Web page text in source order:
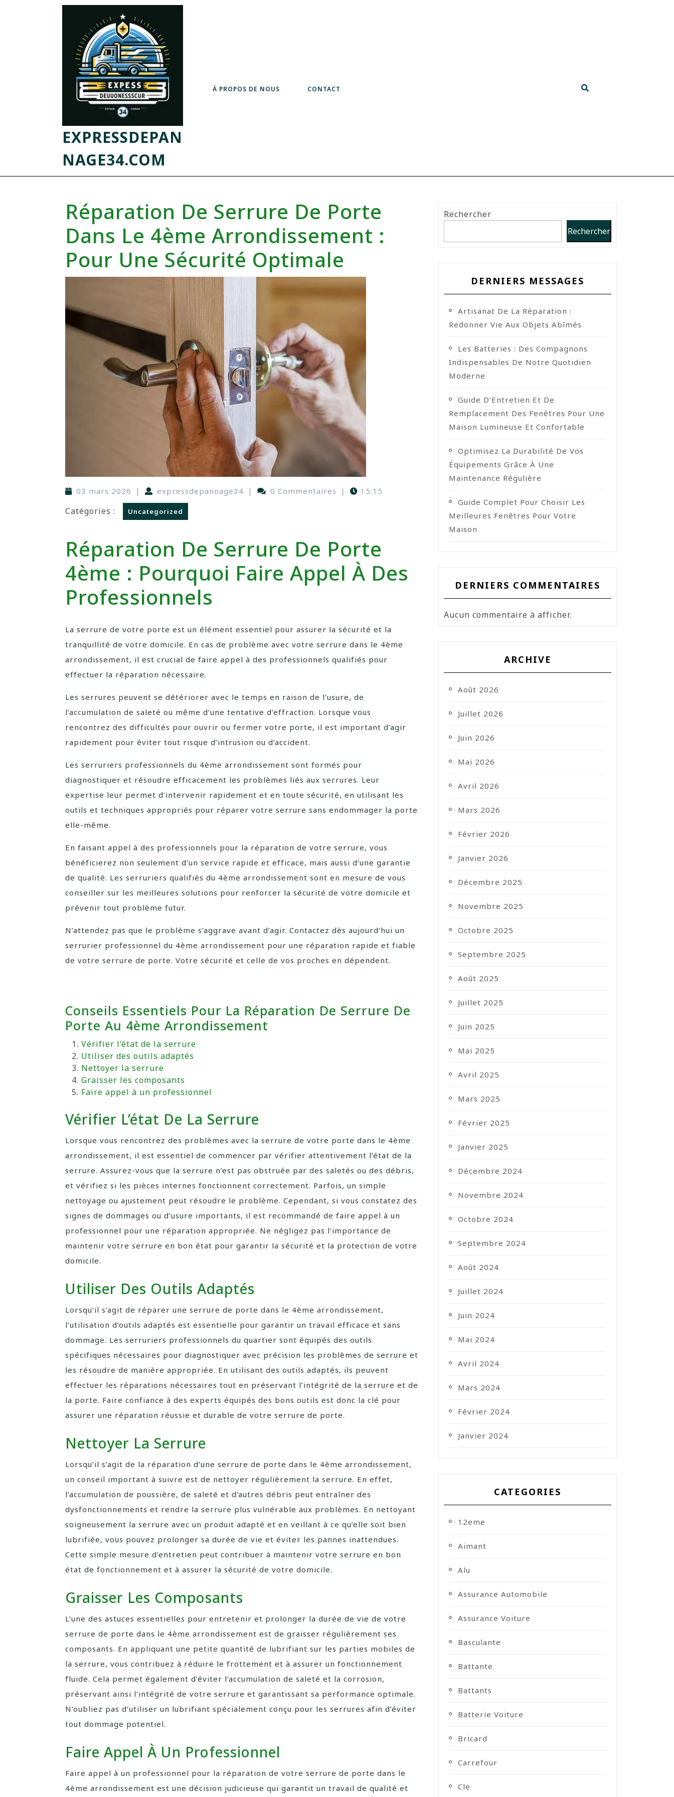
EXPRESSDEPAN
NAGE34.COM
À PROPOS DE NOUS CONTACT
Réparation De Serrure De Porte
Dans Le 4ème Arrondissement :
Pour Une Sécurité Optimale
03 mars 2026 | expressdepannage34 | 0 Commentaires | 15:15
Catégories : Uncategorized
Réparation De Serrure De Porte
4ème : Pourquoi Faire Appel À Des
Professionnels
La serrure de votre porte est un élément essentiel pour assurer la sécurité et la
tranquillité de votre domicile. En cas de problème avec votre serrure dans le 4ème
arrondissement, il est crucial de faire appel à des professionnels qualifiés pour
effectuer la réparation nécessaire.
Les serrures peuvent se détériorer avec le temps en raison de l’usure, de
l’accumulation de saleté ou même d’une tentative d’effraction. Lorsque vous
rencontrez des difficultés pour ouvrir ou fermer votre porte, il est important d’agir
rapidement pour éviter tout risque d’intrusion ou d’accident.
Les serruriers professionnels du 4ème arrondissement sont formés pour
diagnostiquer et résoudre efficacement les problèmes liés aux serrures. Leur
expertise leur permet d’intervenir rapidement et en toute sécurité, en utilisant les
outils et techniques appropriés pour réparer votre serrure sans endommager la porte
elle-même.
En faisant appel à des professionnels pour la réparation de votre serrure, vous
bénéficierez non seulement d’un service rapide et efficace, mais aussi d’une garantie
de qualité. Les serruriers qualifiés du 4ème arrondissement sont en mesure de vous
conseiller sur les meilleures solutions pour renforcer la sécurité de votre domicile et
prévenir tout problème futur.
N’attendez pas que le problème s’aggrave avant d’agir. Contactez dès aujourd’hui un
serrurier professionnel du 4ème arrondissement pour une réparation rapide et fiable
de votre serrure de porte. Votre sécurité et celle de vos proches en dépendent.
Conseils Essentiels Pour La Réparation De Serrure De
Porte Au 4ème Arrondissement
Vérifier l’état de la serrure
Utiliser des outils adaptés
Nettoyer la serrure
Graisser les composants
Faire appel à un professionnel
Vérifier L’état De La Serrure
Lorsque vous rencontrez des problèmes avec la serrure de votre porte dans le 4ème
arrondissement, il est essentiel de commencer par vérifier attentivement l’état de la
serrure. Assurez-vous que la serrure n’est pas obstruée par des saletés ou des débris,
et vérifiez si les pièces internes fonctionnent correctement. Parfois, un simple
nettoyage ou ajustement peut résoudre le problème. Cependant, si vous constatez des
signes de dommages ou d’usure importants, il est recommandé de faire appel à un
professionnel pour une réparation appropriée. Ne négligez pas l’importance de
maintenir votre serrure en bon état pour garantir la sécurité et la protection de votre
domicile.
Utiliser Des Outils Adaptés
Lorsqu’il s’agit de réparer une serrure de porte dans le 4ème arrondissement,
l’utilisation d’outils adaptés est essentielle pour garantir un travail efficace et sans
dommage. Les serruriers professionnels du quartier sont équipés des outils
spécifiques nécessaires pour diagnostiquer avec précision les problèmes de serrure et
les résoudre de manière appropriée. En utilisant des outils adaptés, ils peuvent
effectuer les réparations nécessaires tout en préservant l’intégrité de la serrure et de
la porte. Faire confiance à des experts équipés des bons outils est donc la clé pour
assurer une réparation réussie et durable de votre serrure de porte.
Nettoyer La Serrure
Lorsqu’il s’agit de la réparation d’une serrure de porte dans le 4ème arrondissement,
un conseil important à suivre est de nettoyer régulièrement la serrure. En effet,
l’accumulation de poussière, de saleté et d’autres débris peut entraîner des
dysfonctionnements et rendre la serrure plus vulnérable aux problèmes. En nettoyant
soigneusement la serrure avec un produit adapté et en veillant à ce qu’elle soit bien
lubrifiée, vous pouvez prolonger sa durée de vie et éviter les pannes inattendues.
Cette simple mesure d’entretien peut contribuer à maintenir votre serrure en bon
état de fonctionnement et à assurer la sécurité de votre domicile.
Graisser Les Composants
L’une des astuces essentielles pour entretenir et prolonger la durée de vie de votre
serrure de porte dans le 4ème arrondissement est de graisser régulièrement ses
composants. En appliquant une petite quantité de lubrifiant sur les parties mobiles de
la serrure, vous contribuez à réduire le frottement et à assurer un fonctionnement
fluide. Cela permet également d’éviter l’accumulation de saleté et la corrosion,
préservant ainsi l’intégrité de votre serrure et garantissant sa performance optimale.
N’oubliez pas d’utiliser un lubrifiant spécialement conçu pour les serrures afin d’éviter
tout dommage potentiel.
Faire Appel À Un Professionnel
Faire appel à un professionnel pour la réparation de votre serrure de porte dans le
4ème arrondissement est une décision judicieuse qui garantit un travail de qualité et
Rechercher
Rechercher
DERNIERS MESSAGES
Artisanat De La Réparation :
Redonner Vie Aux Objets Abîmés
Les Batteries : Des Compagnons
Indispensables De Notre Quotidien
Moderne
Guide D’Entretien Et De
Remplacement Des Fenêtres Pour Une
Maison Lumineuse Et Confortable
Optimisez La Durabilité De Vos
Équipements Grâce À Une
Maintenance Régulière
Guide Complet Pour Choisir Les
Meilleures Fenêtres Pour Votre
Maison
DERNIERS COMMENTAIRES
Aucun commentaire à afficher.
ARCHIVE
Août 2026
Juillet 2026
Juin 2026
Mai 2026
Avril 2026
Mars 2026
Février 2026
Janvier 2026
Décembre 2025
Novembre 2025
Octobre 2025
Septembre 2025
Août 2025
Juillet 2025
Juin 2025
Mai 2025
Avril 2025
Mars 2025
Février 2025
Janvier 2025
Décembre 2024
Novembre 2024
Octobre 2024
Septembre 2024
Août 2024
Juillet 2024
Juin 2024
Mai 2024
Avril 2024
Mars 2024
Février 2024
Janvier 2024
CATEGORIES
12eme
Aimant
Alu
Assurance Automobile
Assurance Voiture
Basculante
Battante
Battants
Batterie Voiture
Bricard
Carrefour
Cle